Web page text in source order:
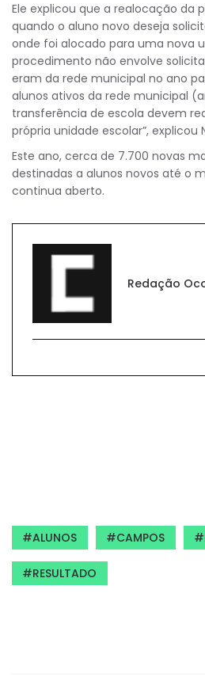
Ele explicou que a realocação da
quando o aluno novo deseja
onde foi alocado para uma nova
procedimento não envolve
eram da rede municipal no ano
alunos ativos da rede municipal
transferência de escola devem
própria unidade escolar”, explicou
Este ano, cerca de 7.700 novas
destinadas a alunos novos até o
continua aberto.
Redação
ALUNOS CAMPOS
RESULTADO